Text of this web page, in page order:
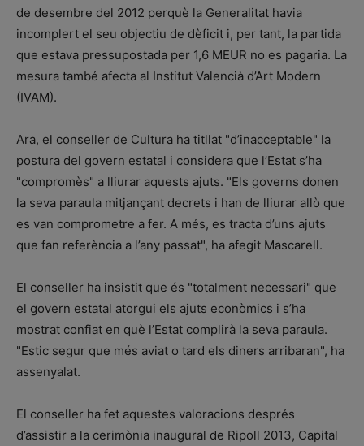
de desembre del 2012 perquè la Generalitat havia
incomplert el seu objectiu de dèficit i, per tant, la partida
que estava pressupostada per 1,6 MEUR no es pagaria. La
mesura també afecta al Institut Valencià d’Art Modern
(IVAM).
Ara, el conseller de Cultura ha titllat "d’inacceptable" la
postura del govern estatal i considera que l’Estat s’ha
"compromès" a lliurar aquests ajuts. "Els governs donen
la seva paraula mitjançant decrets i han de lliurar allò que
es van comprometre a fer. A més, es tracta d’uns ajuts
que fan referència a l’any passat", ha afegit Mascarell.
El conseller ha insistit que és "totalment necessari" que
el govern estatal atorgui els ajuts econòmics i s’ha
mostrat confiat en què l’Estat complirà la seva paraula.
"Estic segur que més aviat o tard els diners arribaran", ha
assenyalat.
El conseller ha fet aquestes valoracions després
d’assistir a la cerimònia inaugural de Ripoll 2013, Capital